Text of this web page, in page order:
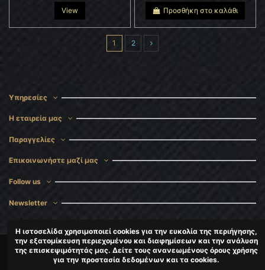
View Προσθήκη στο καλάθι
1 2
Υπηρεσίες
Η εταιρεία μας
Παραγγελίες
Επικοινωνήστε μαζί μας
Follow us
Newsletter
Η ιστοσελίδα χρησιμοποιεί cookies για την ευκολία της περιήγησης,
την εξατομίκευση περιεχομένου και διαφημίσεων και την ανάλυση
της επισκεψιμότητάς μας. Δείτε τους ανανεωμένους όρους χρήσης
για την προστασία δεδομένων και τα cookies.